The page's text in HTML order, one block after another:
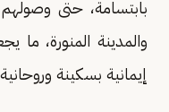
بابتسامة، حتى
والمدينة المنورة، ما
إيمانية بسكينة